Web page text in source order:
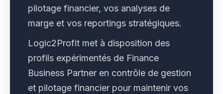
pilotage financier, vos analyses de
marge et vos reportings stratégiques.
Logic2Profit met à disposition des
profils expérimentés de Finance
Business Partner en contrôle de gestion
et pilotage financier pour maintenir vos